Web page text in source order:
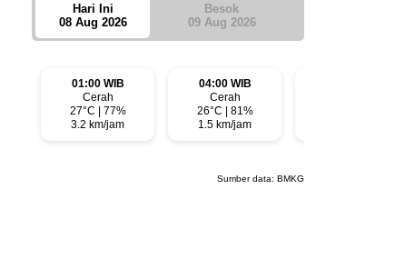
Hari Ini
08 Aug 2026
Besok
09 Aug 2026
01:00 WIB
Cerah
27°C | 77%
3.2 km/jam
04:00 WIB
Cerah
26°C | 81%
1.5 km/jam
Sumber data: BMKG